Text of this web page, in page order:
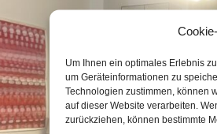
Um Ihnen ein optimales Erlebnis
um Geräteinformationen zu
Technologien zustimmen, können
auf dieser Website verarbeiten.
zurückziehen, können bestimmte